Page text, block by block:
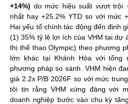
+14%) do mức hiệu suất vượt trội
nhất hay +25.2% YTD so với mức
Hai yếu tố chính tác động đến định
(1) 35% tỷ lệ lợi ích của VHM tại dự
thị thể thao Olympic) theo phương
lớn khác tại Khánh Hòa với tổng
phương pháp so sánh. VHM hiện
giá 2.2x P/B 2026F so với mức
tôi tin rằng VHM xứng đáng với
doanh nghiệp bước vào chu kỳ